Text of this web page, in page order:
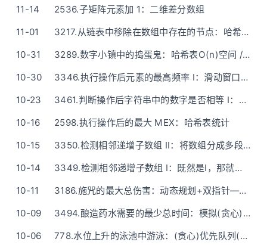
11-14
2536.子矩阵元素加 1：二维差分数组
11-01
3217.从链表中移除在数组中存在的节点：哈希表(一次遍历)
10-31
3289.数字小镇中的捣蛋鬼：哈希表O(n)空间 / 位运算O(1)空间
10-30
3346.执行操作后元素的最高频率 I：滑动窗口（正好适合本题数据，II再另谋他法）
10-23
3461.判断操作后字符串中的数字是否相等 I：简单题简单做的时候到了
10-16
2598.执行操作后的最大 MEX：哈希表统计
10-15
3350.检测相邻递增子数组 II：将数组分成多段递增
10-14
3349.检测相邻递增子数组 I：既然是I，那就先暴力模拟吧
10-11
3186.施咒的最大总伤害：动态规划+双指针——O(1)空间（暂未发现其他O(1)空间的题解）
10-09
3494.酿造药水需要的最少总时间：模拟(贪心)——一看就懂的描述
10-06
778.水位上升的泳池中游泳：(贪心)优先队列(附C++/Python/Java/Go/Rust优先队列方法表)